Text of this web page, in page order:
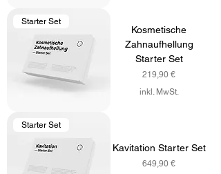
Starter Set
Kosmetische
Zahnaufhellung
Starter Set
Preis
219,90 €
inkl. MwSt.
Starter Set
Kavitation Starter Set
Preis
649,90 €